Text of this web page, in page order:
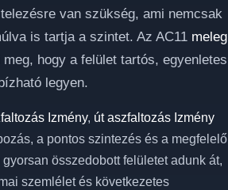
van szükség, ami nemcsak
is tartja a szintet. Az AC11 meleg
hogy a felület tartós, egyenletes
legyen.
Izmény, út aszfaltozás Izmény
a pontos szintezés és a megfelelő
összedobott felületet adunk át,
szemlélet és következetes